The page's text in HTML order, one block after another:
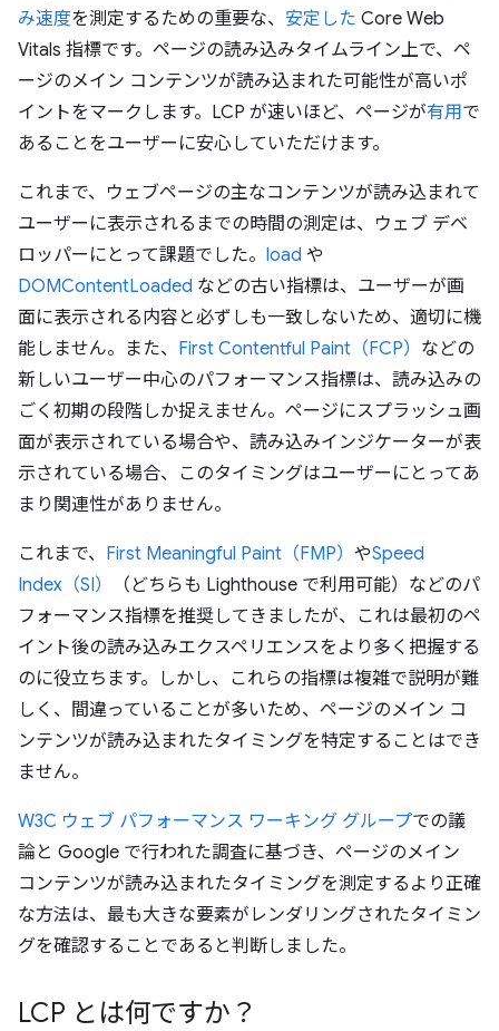
み速度を測定するための重要な、 安定した Core Web
Vitals 指標です。ページの読み込みタイムライン上で、ペ
ージのメイン コンテンツが読み込まれた可能性が高いポ
イントをマークします。LCP が速いほど、ページが有用で
あることをユーザーに安心していただけます。
これまで、ウェブページの主なコンテンツが読み込まれて
ユーザーに表示されるまでの時間の測定は、ウェブ デベ
ロッパーにとって課題でした。 load や
DOMContentLoaded などの古い指標は、ユーザーが画
面に表示される内容と必ずしも一致しないため、適切に機
能しません。また、 First Contentful Paint（FCP） などの
新しいユーザー中心のパフォーマンス指標は、読み込みの
ごく初期の段階しか捉えません。ページにスプラッシュ画
面が表示されている場合や、読み込みインジケーターが表
示されている場合、このタイミングはユーザーにとってあ
まり関連性がありません。
これまで、 First Meaningful Paint（FMP） やSpeed
Index（SI）
（どちらも Lighthouse で利用可能）などのパ
フォーマンス指標を推奨してきましたが、これは最初のペ
イント後の読み込みエクスペリエンスをより多く把握する
のに役立ちます。しかし、これらの指標は複雑で説明が難
しく、間違っていることが多いため、ページのメイン コ
ンテンツが読み込まれたタイミングを特定することはでき
ません。
W3C ウェブ パフォーマンス ワーキング グループでの議
論と Google で行われた調査に基づき、ページのメイン
コンテンツが読み込まれたタイミングを測定するより正確
な方法は、最も大きな要素がレンダリングされたタイミン
グを確認することであると判断しました。
LCP とは何ですか？